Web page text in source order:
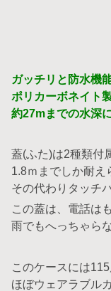
ガッチリと防水機
ポリカーボネイト
約27mまでの水深
蓋(ふた)は2種類付
1.8ｍまでしか耐え
その代わりタッチ
この蓋は、電話は
雨でもへっちゃら
このケースには
ほぼウェアラブル